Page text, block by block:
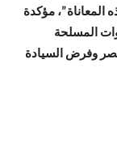
المعاناة”، مؤكدة
المسلحة
وفرض السيادة